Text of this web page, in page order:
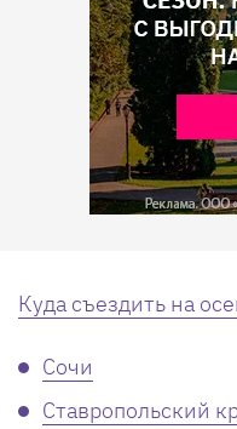
Куда съездить на
Сочи
Ставропольский